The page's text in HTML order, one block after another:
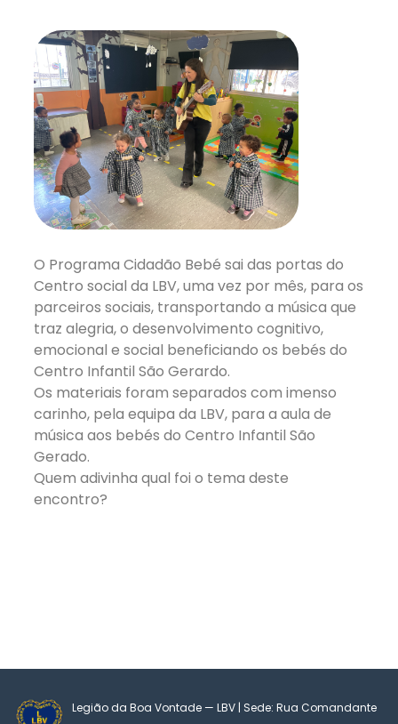
O Programa Cidadão Bebé sai das portas do
Centro social da LBV, uma vez por mês, para os
parceiros sociais, transportando a música que
traz alegria, o desenvolvimento cognitivo,
emocional e social beneficiando os bebés do
Centro Infantil São Gerardo.
Os materiais foram separados com imenso
carinho, pela equipa da LBV, para a aula de
música aos bebés do Centro Infantil São
Gerado.
Quem adivinha qual foi o tema deste
encontro?
Legião da Boa Vontade — LBV | Sede: Rua Comandante